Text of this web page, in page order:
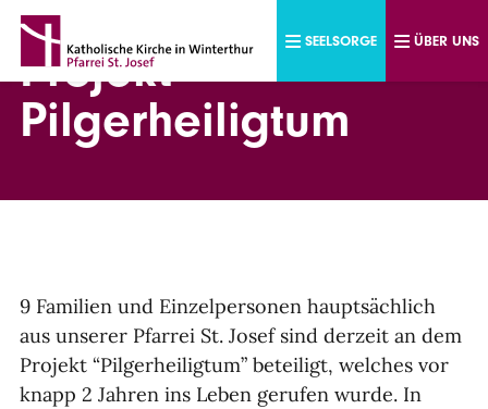
Direkt zum Inhalt
SEELSORGE ÜBER UNS
Projekt
Pilgerheiligtum
9 Familien und Einzelpersonen hauptsächlich
aus unserer Pfarrei St. Josef sind derzeit an dem
Projekt “Pilgerheiligtum” beteiligt, welches vor
knapp 2 Jahren ins Leben gerufen wurde. In